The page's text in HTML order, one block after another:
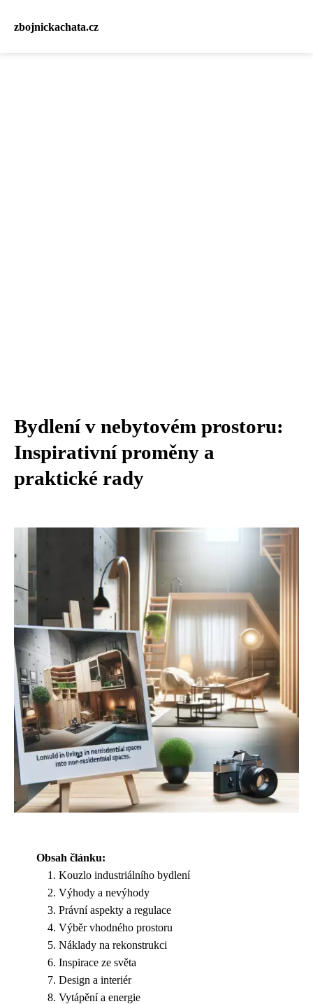
zbojnickachata.cz
Bydlení v nebytovém prostoru:
Inspirativní proměny a
praktické rady
Obsah článku:
Kouzlo industriálního bydlení
Výhody a nevýhody
Právní aspekty a regulace
Výběr vhodného prostoru
Náklady na rekonstrukci
Inspirace ze světa
Design a interiér
Vytápění a energie